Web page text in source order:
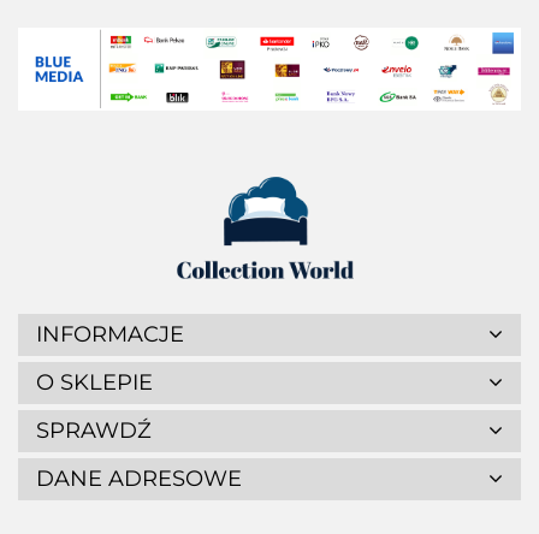
INFORMACJE
O SKLEPIE
SPRAWDŹ
DANE ADRESOWE